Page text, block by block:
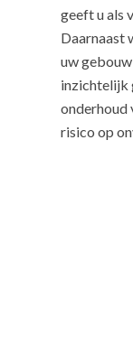
geeft u als
Daarnaast
uw
inzichtelijk
onderhoud
risico op